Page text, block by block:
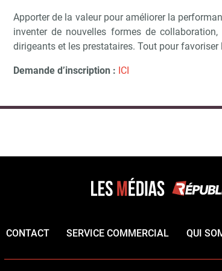
Apporter de la valeur pour améliorer la
inventer de nouvelles formes de
dirigeants et les prestataires. Tout pour favoriser
Demande d’inscription : ICI
CONTACT SERVICE COMMERCIAL QUI